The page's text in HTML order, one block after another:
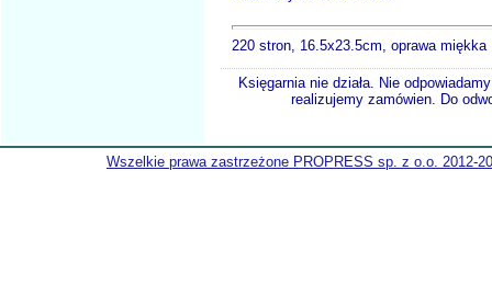
220 stron, 16.5x23.5cm, oprawa miękka
Księgarnia nie działa. Nie
realizujemy zamówien. Do
Wszelkie prawa zastrzeżone PROPRESS sp. z o.o. 2012-